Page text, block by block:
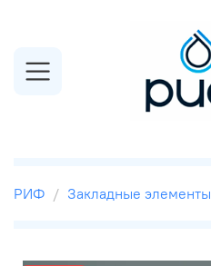
РИФ Закладные элементы